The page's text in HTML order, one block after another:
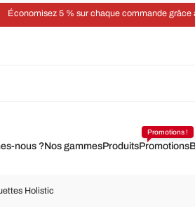
Économisez 5 % sur chaque commande grâce
nous ?Nos gammesProduitsPromotions
Promotions !
Holistic